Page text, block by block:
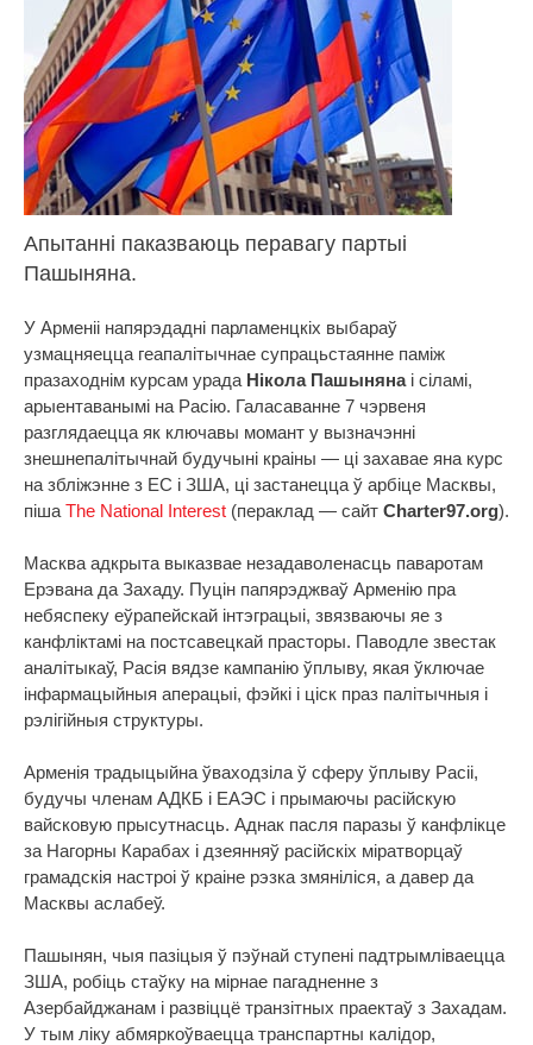
Апытанні паказваюць перавагу партыі
Пашыняна.
У Арменіі напярэдадні парламенцкіх выбараў
узмацняецца геапалітычнае супрацьстаянне паміж
празаходнім курсам урада Нікола Пашынянаі сіламі,
арыентаванымі на Расію. Галасаванне 7 чэрвеня
разглядаецца як ключавы момант у вызначэнні
знешнепалітычнай будучыні краіны — ці захавае яна курс
на збліжэнне з ЕС і ЗША, ці застанецца ў арбіце Масквы,
піша The National Interest (пераклад — сайт Charter97.org).
Масква адкрыта выказвае незадаволенасць паваротам
Ерэвана да Захаду. Пуцін папярэджваў Арменію пра
небяспеку еўрапейскай інтэграцыі, звязваючы яе з
канфліктамі на постсавецкай прасторы. Паводле звестак
аналітыкаў, Расія вядзе кампанію ўплыву, якая ўключае
інфармацыйныя аперацыі, фэйкі і ціск праз палітычныя і
рэлігійныя структуры.
Арменія традыцыйна ўваходзіла ў сферу ўплыву Расіі,
будучы членам АДКБ і ЕАЭС і прымаючы расійскую
вайсковую прысутнасць. Аднак пасля паразы ў канфлікце
за Нагорны Карабах і дзеянняў расійскіх міратворцаў
грамадскія настроі ў краіне рэзка змяніліся, а давер да
Масквы аслабеў.
Пашынян, чыя пазіцыя ў пэўнай ступені падтрымліваецца
ЗША, робіць стаўку на мірнае пагадненне з
Азербайджанам і развіццё транзітных праектаў з Захадам.
У тым ліку абмяркоўваецца транспартны калідор,